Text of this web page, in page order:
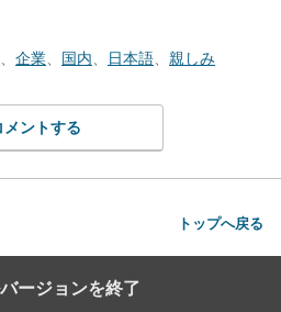
企業 国内 日本語 親しみ
メントする
トップへ戻る
ージョンを終了